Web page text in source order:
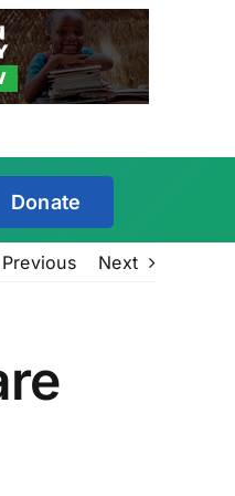
Donate
Previous Next